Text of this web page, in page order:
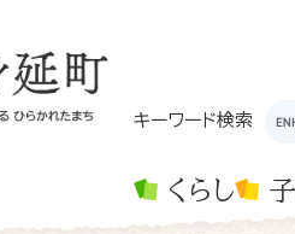
キーワード検索
くらし